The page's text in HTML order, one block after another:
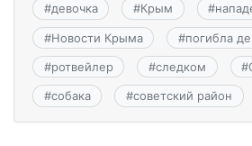
#девочка #Крым #
#Новости Крыма #погибла
#ротвейлер #следком #
#собака #советский район